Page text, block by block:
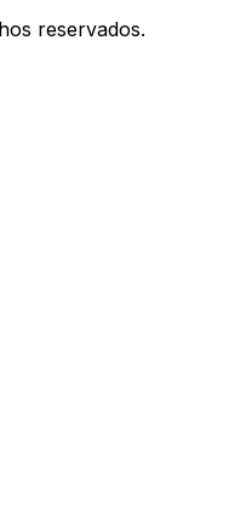
reservados.